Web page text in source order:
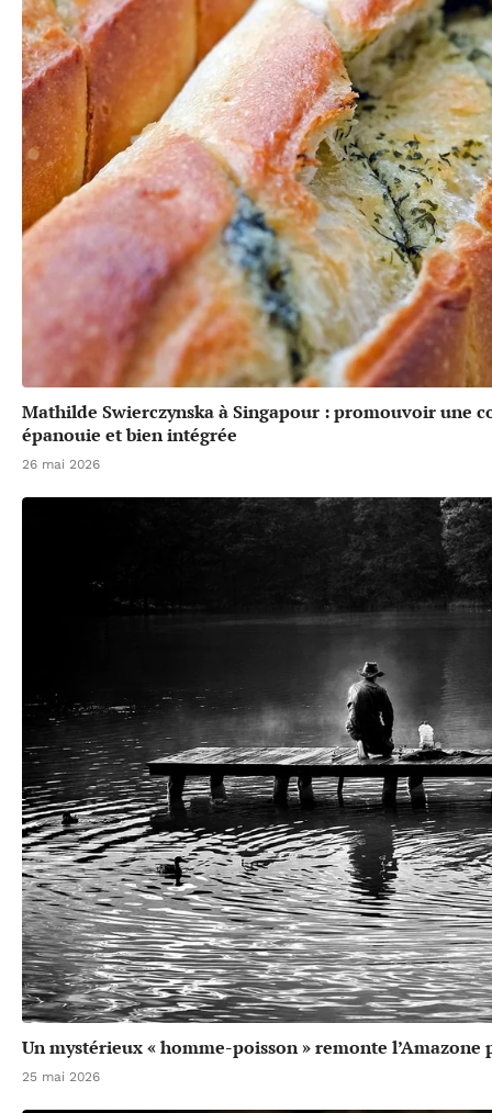
Mathilde Swierczynska à Singapour : promouvoir une
épanouie et bien intégrée
26 mai 2026
Un mystérieux « homme-poisson » remonte
25 mai 2026